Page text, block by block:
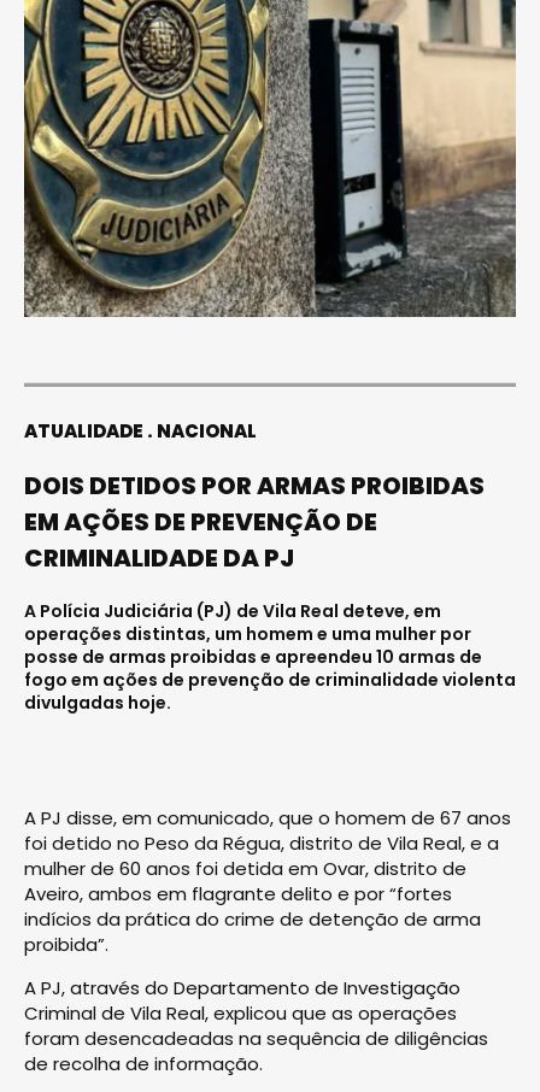
ATUALIDADE NACIONAL
DOIS DETIDOS POR ARMAS PROIBIDAS
EM AÇÕES DE PREVENÇÃO DE
CRIMINALIDADE DA PJ
A Polícia Judiciária (PJ) de Vila Real deteve, em
operações distintas, um homem e uma mulher por
posse de armas proibidas e apreendeu 10 armas de
fogo em ações de prevenção de criminalidade violenta
divulgadas hoje.
A PJ disse, em comunicado, que o homem de 67 anos
foi detido no Peso da Régua, distrito de Vila Real, e a
mulher de 60 anos foi detida em Ovar, distrito de
Aveiro, ambos em flagrante delito e por “fortes
indícios da prática do crime de detenção de arma
proibida”.
A PJ, através do Departamento de Investigação
Criminal de Vila Real, explicou que as operações
foram desencadeadas na sequência de diligências
de recolha de informação.